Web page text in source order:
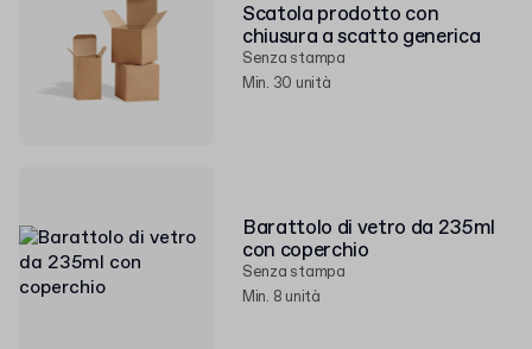
Scatola prodotto con
chiusura a scatto generica
Senza stampa
Min. 30 unità
Barattolo di vetro da 235ml
con coperchio
Senza stampa
Min. 8 unità